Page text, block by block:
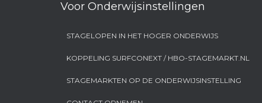
Voor Onderwijsinstellingen
STAGELOPEN IN HET HOGER ONDERWIJS
KOPPELING SURFCONEXT / HBO-STAGEMARKT.NL
STAGEMARKTEN OP DE ONDERWIJSINSTELLING